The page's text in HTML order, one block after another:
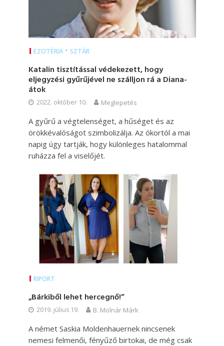
EZOTÉRIA • SZTÁR
Katalin tisztítással védekezett, hogy
eljegyzési gyűrűjével ne szálljon rá a Diana-
átok
2022. október 10. Meglepetés
A gyűrű a végtelenséget, a hűséget és az
örökkévalóságot szimbolizálja. Az ókortól a mai
napig úgy tartják, hogy különleges hatalommal
ruházza fel a viselőjét.
RIPORT
„Bárkiből lehet hercegnő!”
2019. július 19. B. Molnár Márk
A német Saskia Moldenhauernek nincsenek
nemesi felmenői, fényűző birtokai, de még csak